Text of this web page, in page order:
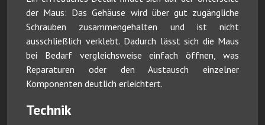
der Maus: Das Gehäuse wird über gut zugängliche
Schrauben zusammengehalten und ist nicht
ausschließlich verklebt. Dadurch lässt sich die Maus
bei Bedarf vergleichsweise einfach öffnen, was
Reparaturen oder den Austausch einzelner
Komponenten deutlich erleichtert.
Technik